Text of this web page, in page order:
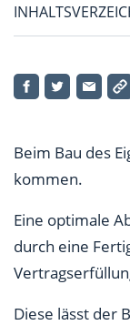
Eine
resultieren
Beim Bau des
kommen.
Eine optimale
durch eine
Diese lässt der